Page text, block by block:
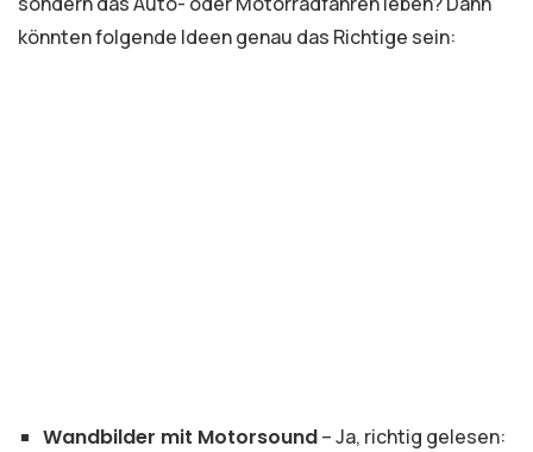
könnten folgende Ideen genau das Richtige sein:
Wandbilder mit Motorsound– Ja, richtig gelesen: